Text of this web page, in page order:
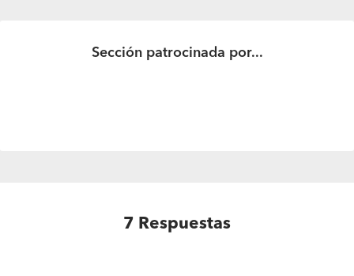
Sección patrocinada por...
7 Respuestas